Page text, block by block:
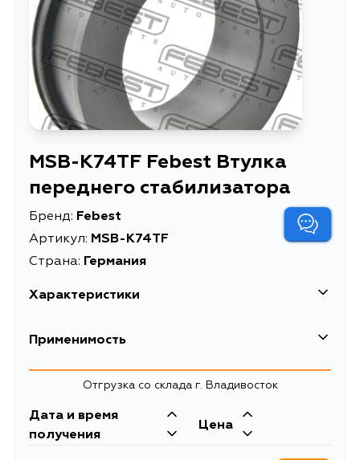
MSB-K74TF Febest Втулка
переднего стабилизатора
Бренд: Febest
Артикул: MSB-K74TF
Страна: Германия
Характеристики
EAN-13
Длина упаковки, мм
Масса, кг 0.019
Применимость
Mitsubishi
Кузов Двигатель
K77T, K72T, K74T, K75T, K66T, K76T,
6G72, 4G64, 4G63,
Отгрузка со склада г. Владивосток
Дата и время
получения
Цена